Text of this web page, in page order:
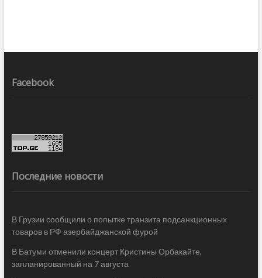
Facebook
Последние новости
В Грузии сообщили о попытке транзита подсанкционных
товаров в РФ азербайджанской фурой
В Батуми отменили концерт Кристины Орбакайте,
запланированный на 7 августа